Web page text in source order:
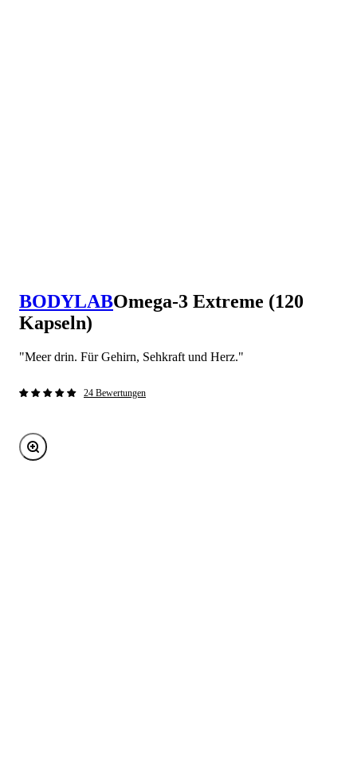
BODYLABOmega-3 Extreme (120
Kapseln)
"Meer drin. Für Gehirn, Sehkraft und Herz."
24 Bewertungen
Bild vergrößern